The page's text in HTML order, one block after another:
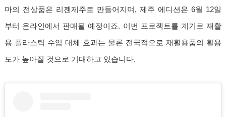
마의 전상품은 리젠제주로 만들어지며, 제주 에디션은 6월 12일
부터 온라인에서 판매될 예정이죠. 이번 프로젝트를 계기로 재활
용 플라스틱 수입 대체 효과는 물론 전국적으로 재활용품의 활용
도가 높아질 것으로 기대하고 있습니다.